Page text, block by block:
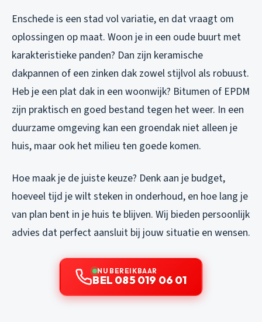
Enschede is een stad vol variatie, en dat vraagt om
oplossingen op maat. Woon je in een oude buurt met
karakteristieke panden? Dan zijn keramische
dakpannen of een zinken dak zowel stijlvol als robuust.
Heb je een plat dak in een woonwijk? Bitumen of EPDM
zijn praktisch en goed bestand tegen het weer. In een
duurzame omgeving kan een groendak niet alleen je
huis, maar ook het milieu ten goede komen.
Hoe maak je de juiste keuze? Denk aan je budget,
hoeveel tijd je wilt steken in onderhoud, en hoe lang je
van plan bent in je huis te blijven. Wij bieden persoonlijk
advies dat perfect aansluit bij jouw situatie en wensen.
NU BEREIKBAAR
BEL 085 019 06 01